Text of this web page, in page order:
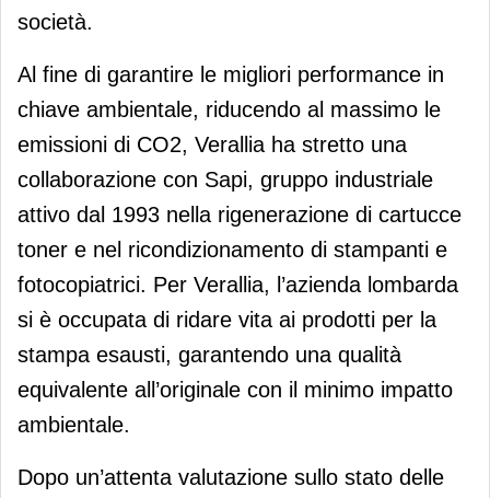
società.
Al fine di garantire le migliori performance in
chiave ambientale, riducendo al massimo le
emissioni di CO2, Verallia ha stretto una
collaborazione con Sapi, gruppo industriale
attivo dal 1993 nella rigenerazione di cartucce
toner e nel ricondizionamento di stampanti e
fotocopiatrici. Per Verallia, l’azienda lombarda
si è occupata di ridare vita ai prodotti per la
stampa esausti, garantendo una qualità
equivalente all’originale con il minimo impatto
ambientale.
Dopo un’attenta valutazione sullo stato delle